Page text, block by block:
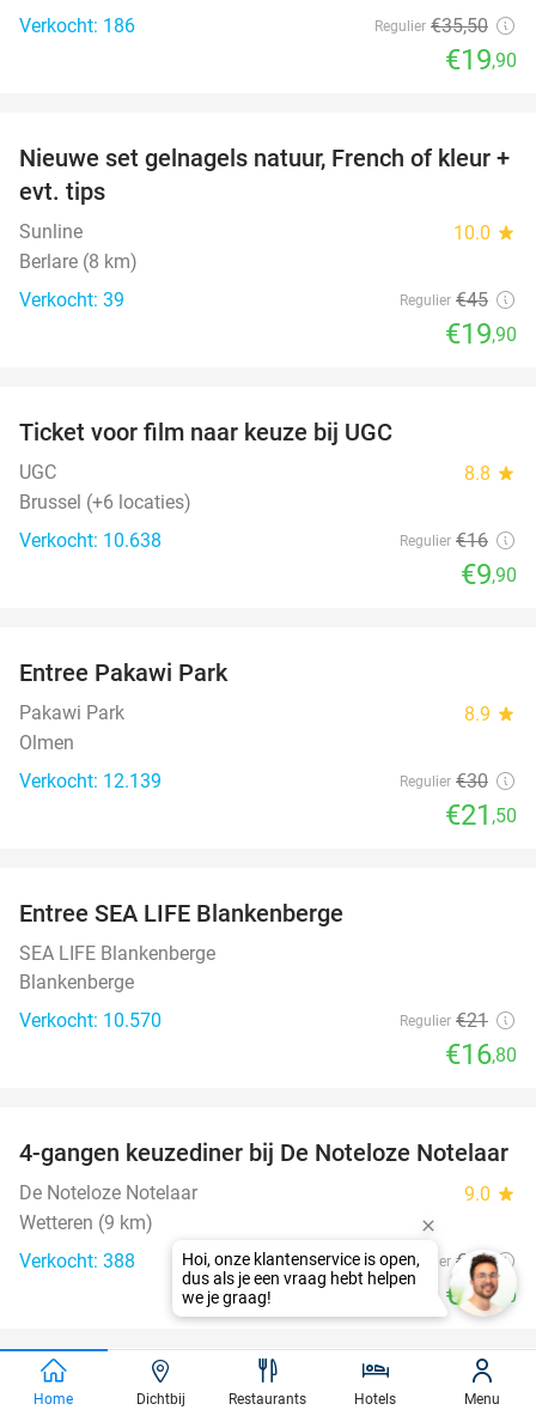
Verkocht: 186
Regulier €35,50
€19,90
56%
Nieuwe set gelnagels natuur, French of kleur +
evt. tips
Sunline 10.0 star
Berlare (8 km)
Verkocht: 39
Regulier €45
€19,90
Ticket voor film naar keuze bij UGC
UGC 8.8 star
Brussel (+6 locaties)
Verkocht: 10.638
Regulier €16
€9,90
Entree Pakawi Park
Pakawi Park 8.9 star
Olmen
Verkocht: 12.139
Regulier €30
€21 ,50
Entree SEA LIFE Blankenberge
SEA LIFE Blankenberge
Blankenberge
Verkocht: 10.570
Regulier €21
€16,80
58%
4-gangen keuzediner bij De Noteloze Notelaar
De Noteloze Notelaar 9.0 star
Wetteren (9 km)
Verkocht: 388
Regulier €69
€28,90
30%
Vrij jumpen (2 uur) + drankje
Home Dichtbij Restaurants Hotels Menu